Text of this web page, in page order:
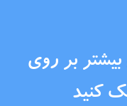
بر روی
کنید